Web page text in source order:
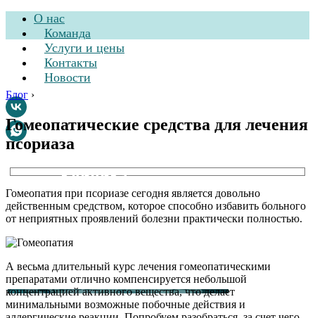
О нас
Команда
Услуги и цены
Контакты
Новости
Стоматологическая
клиника
Блог ›
Гомеопатические средства для лечения
псориаза
Гомеопатия при псориазе сегодня является довольно
действенным средством, которое способно избавить больного
от неприятных проявлений болезни практически полностью.
А весьма длительный курс лечения гомеопатическими
препаратами отлично компенсируется небольшой
концентрацией активного вещества, что делает
минимальными возможные побочные действия и